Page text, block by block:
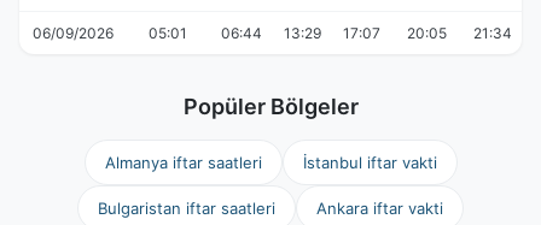
06/09/2026 05:01 06:44 13:29 17:07 20:05 21:34
Popüler Bölgeler
Almanya iftar saatleri İstanbul iftar vakti
Bulgaristan iftar saatleri Ankara iftar vakti